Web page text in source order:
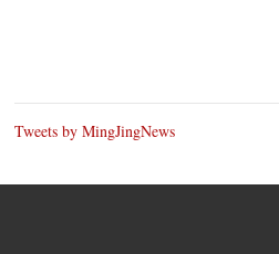
Tweets by MingJingNews